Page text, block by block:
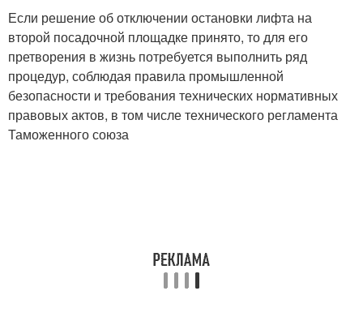
Если решение об отключении остановки лифта на
второй посадочной площадке принято, то для его
претворения в жизнь потребуется выполнить ряд
процедур, соблюдая правила промышленной
безопасности и требования технических нормативных
правовых актов, в том числе технического регламента
Таможенного союза